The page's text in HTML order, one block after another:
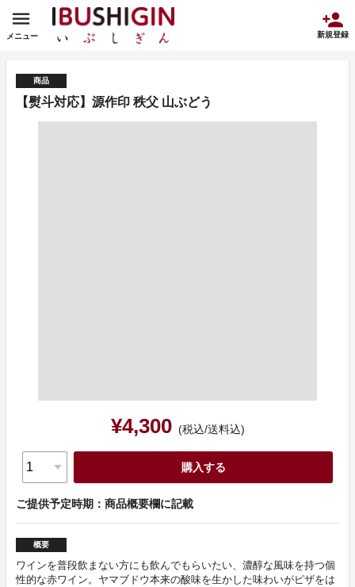
メニュー 新規登録
商品
【熨斗対応】源作印 秩父 山ぶどう
¥4,300 (税込/送料込)
購入する
ご提供予定時期：商品概要欄に記載
概要
ワインを普段飲まない方にも飲んでもらいたい、濃醇な風味を持つ個
性的な赤ワイン。ヤマブドウ本来の酸味を生かした味わいがピザをは